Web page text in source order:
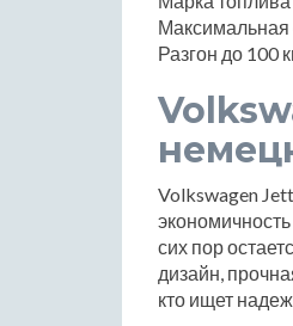
Максимальная
Разгон до 100
Volkswagen
сих пор
дизайн,
кто ищет